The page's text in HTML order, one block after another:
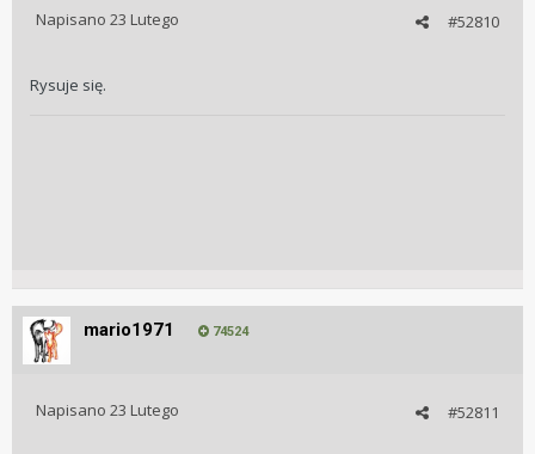
#52810
Napisano 23 Lutego
Rysuje się.
mario1971 74524
#52811
Napisano 23 Lutego